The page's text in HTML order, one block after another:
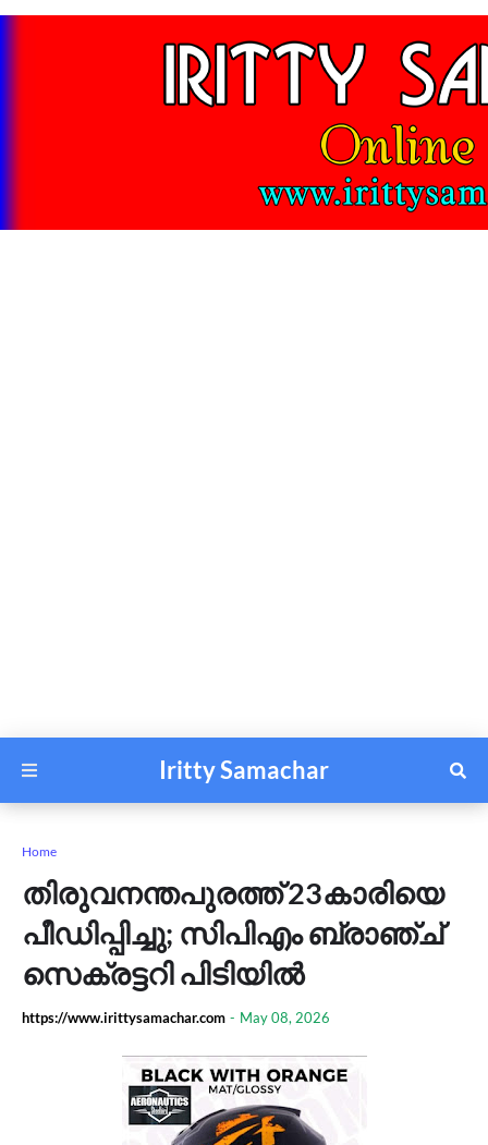
Iritty Samachar
Home
തിരുവനന്തപുരത്ത് 23കാരിയെ
പീഡിപ്പിച്ചു; സിപിഎം ബ്രാഞ്ച്
സെക്രട്ടറി പിടിയിൽ
https://www.irittysamachar.com - May 08, 2026